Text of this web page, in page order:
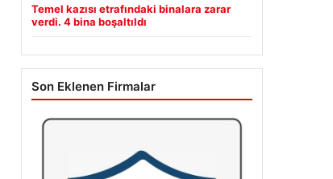
Temel kazısı etrafındaki binalara zarar
verdi. 4 bina boşaltıldı
Son Eklenen Firmalar